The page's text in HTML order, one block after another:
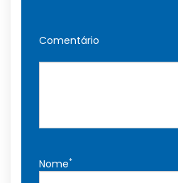
Comentário
Nome*